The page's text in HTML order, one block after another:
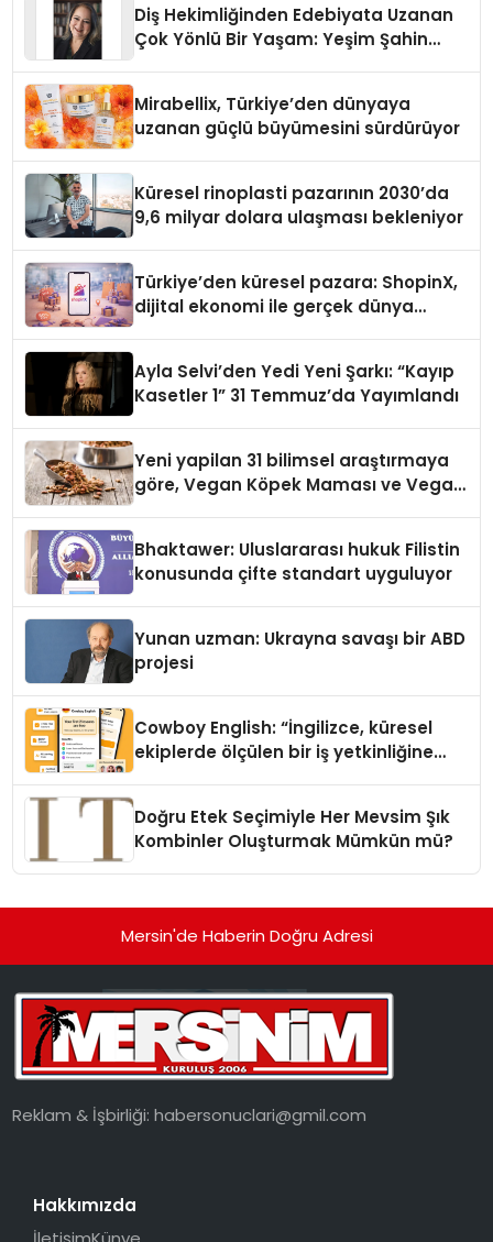
Diş Hekimliğinden Edebiyata Uzanan
Çok Yönlü Bir Yaşam: Yeşim Şahin
Mirabellix, Türkiye’den dünyaya
uzanan güçlü büyümesini sürdürüyor
Küresel rinoplasti pazarının 2030’da
9,6 milyar dolara ulaşması bekleniyor
Türkiye’den küresel pazara: ShopinX,
dijital ekonomi ile gerçek dünya
Ayla Selvi’den Yedi Yeni Şarkı: “Kayıp
Kasetler 1” 31 Temmuz’da Yayımlandı
Yeni yapilan 31 bilimsel araştırmaya
göre, Vegan Köpek Maması ve Vegan
Bhaktawer: Uluslararası hukuk Filistin
konusunda çifte standart uyguluyor
Yunan uzman: Ukrayna savaşı bir ABD
projesi
Cowboy English: “İngilizce, küresel
ekiplerde ölçülen bir iş yetkinliğine
Doğru Etek Seçimiyle Her Mevsim Şık
Kombinler Oluşturmak Mümkün mü?
Mersin'de Haberin Doğru Adresi
Reklam & İşbirliği:habersonuclari@gmil.com
Hakkımızda